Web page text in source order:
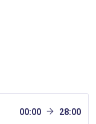
00:00 28:00